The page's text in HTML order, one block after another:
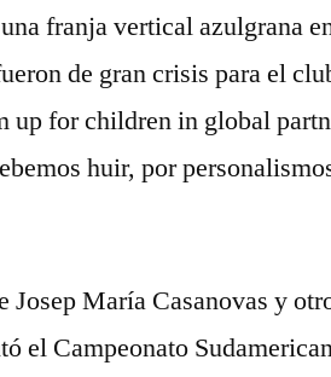
franja vertical azulgrana
de gran crisis para el
up for children in global
huir, por
Josep María Casanovas y
el Campeonato